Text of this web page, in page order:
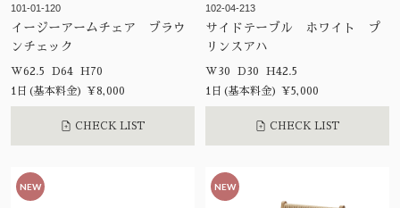
101-01-120
イージーアームチェア ブラウ
ンチェック
W62.5 D64 H70
1日(基本料金) ¥8,000
CHECK LIST
102-04-213
サイドテーブル ホワイト プ
リンスアハ
W30 D30 H42.5
1日(基本料金) ¥5,000
CHECK LIST
NEW NEW